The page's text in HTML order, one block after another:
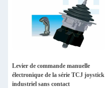
Levier de commande manuelle
électronique de la série TCJ joystick
industriel sans contact